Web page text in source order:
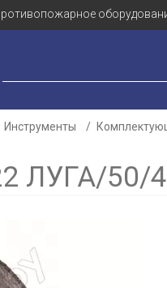
Инструменты
ЛУГА/50/
переплат